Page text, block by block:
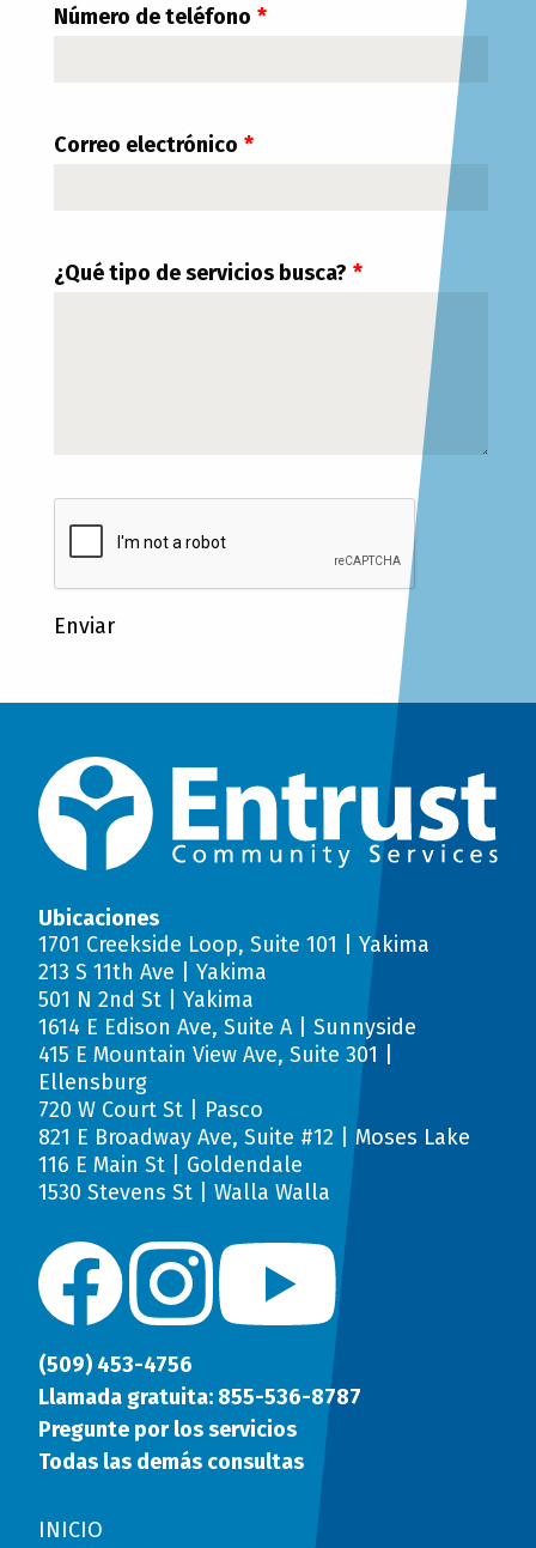
Número de teléfono
Correo electrónico
¿Qué tipo de servicios busca?
Enviar
Ubicaciones
1701 Creekside Loop, Suite 101 | Yakima
213 S 11th Ave | Yakima
501 N 2nd St | Yakima
1614 E Edison Ave, Suite A | Sunnyside
415 E Mountain View Ave, Suite 301 |
Ellensburg
720 W Court St | Pasco
821 E Broadway Ave, Suite #12 | Moses Lake
116 E Main St | Goldendale
1530 Stevens St | Walla Walla
(509) 453-4756
Llamada gratuita: 855-536-8787
Pregunte por los servicios
Todas las demás consultas
INICIO